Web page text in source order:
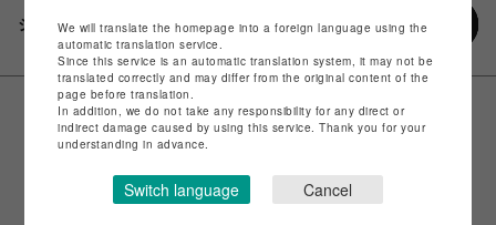
シェアするWe will translate the homepage into a foreign language using the
automatic translation service.
Since this service is an automatic translation system, it may not be
translated correctly and may differ from the original content of the
page before translation.
In addition, we do not take any responsibility for any direct or
indirect damage caused by using this service. Thank you for your
understanding in advance.
Switch language Cancel